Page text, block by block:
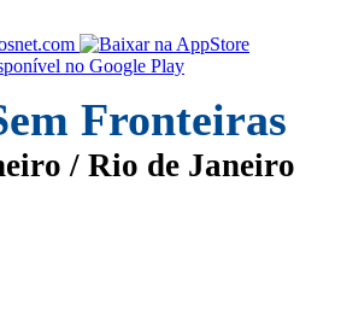
Fronteiras
/ Rio de Janeiro